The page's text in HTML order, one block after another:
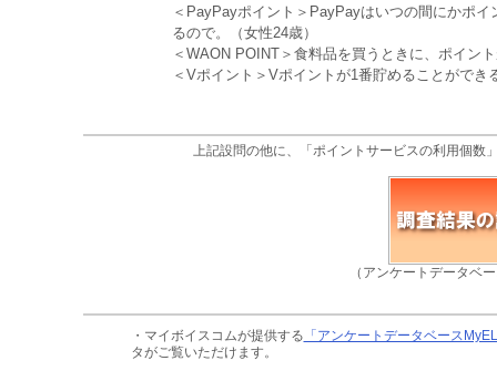
＜PayPayポイント＞PayPayはいつの間にかポ
るので。（女性24歳）
＜WAON POINT＞食料品を買うときに、ポイン
＜Vポイント＞Vポイントが1番貯めることがで
上記設問の他に、「ポイントサービスの利用個数
（アンケートデータベ
・マイボイスコムが提供する 「アンケートデータベース
タがご覧いただけます。